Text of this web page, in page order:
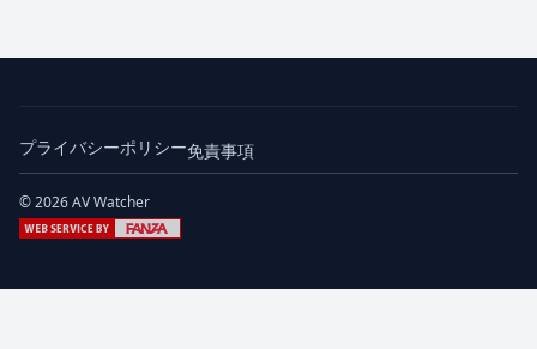
プライバシーポリシー免責事項
© 2026 AV Watcher